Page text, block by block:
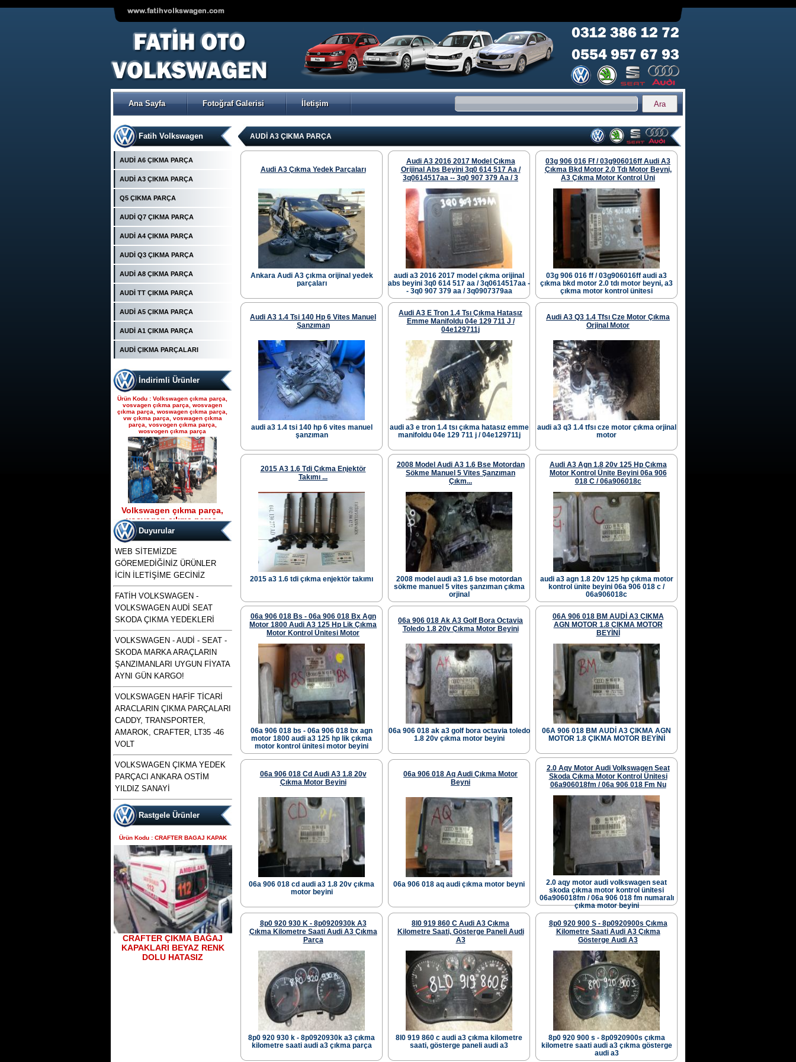
Ana Sayfa Fotoğraf Galerisi İletişim
Fatih Volkswagen
AUDİ A6 ÇIKMA PARÇA
AUDİ A3 ÇIKMA PARÇA
Q5 ÇIKMA PARÇA
AUDİ Q7 ÇIKMA PARÇA
AUDİ A4 ÇIKMA PARÇA
AUDİ Q3 ÇIKMA PARÇA
AUDİ A8 ÇIKMA PARÇA
AUDİ TT ÇIKMA PARÇA
AUDİ A5 ÇIKMA PARÇA
AUDİ A1 ÇIKMA PARÇA
AUDİ ÇIKMA PARÇALARI
İndirimli Ürünler
Ürün Kodu : POVER- POMPA
VOLKSWAGEN POLO ÇIKMA
ORJİNAL TRW-KOYO
ELEKTİRİKLİ DİREKSİYON
POMPASI
Ürün Kodu : Seat çıkma parça, seat
seat çıkma orjinal parça, seat çıkma
parça fiyatı, seat çıkmacısı, seat
yedekleri, ankara seat parça, fatih seat,
Seat çıkma parça, seat
çıkma, seat parça, seat
yedek parça, seat çıkma
orjinal parça, seat çıkma par
Ürün Kodu : Volkswagen çıkma parça,
vosvagen çıkma parça, wosvagen
çıkma parça, woswagen çıkma parça,
vw çıkma parça, voswagen çıkma
parça, vosvogen çıkma parça,
wosvogen çıkma parça
Volkswagen çıkma parça,
vosvagen çıkma parça,
wosvagen çıkma parça,
woswagen çıkma parça, vw
çıkma p
Ürün Kodu : t5 kasa transporter 2500 tdı
130 beygirlik çıkma motor
t5 kasa transporter 2500 tdı
130 beygirlik çıkma motor
2000 2001 2002 modellere uyumlu
çıkma merkezi kilit pompası , polo
merkezi kilit motoru, polo classıc ve
heşbekler icin merkezi kilit kontrol
pompası
polo 1996 1997 1998 1999
2000 2001 2002 modellere
uyumlu çıkma merkezi kilit
pompası , polo merkezi
Ürün Kodu : bora golf4 toledo octavia
leon çıkma direksiyon kutusu
bora golf4 toledo octavia
leon çıkma direksiyon
kutusu
Ürün Kodu : skoda octavia 1.6 benzinli
a4 kasa çıkma şanzımanlar
Duyurular
WEB SİTEMİZDE
GÖREMEDİĞİNİZ ÜRÜNLER
İCİN İLETİŞİME GECİNİZ
FATİH VOLKSWAGEN -
VOLKSWAGEN AUDİ SEAT
SKODA ÇIKMA YEDEKLERİ
VOLKSWAGEN - AUDİ - SEAT -
SKODA MARKA ARAÇLARIN
ŞANZIMANLARI UYGUN FİYATA
AYNI GÜN KARGO!
VOLKSWAGEN HAFİF TİCARİ
ARACLARIN ÇIKMA PARÇALARI
CADDY, TRANSPORTER,
AMAROK, CRAFTER, LT35 -46
VOLT
VOLKSWAGEN ÇIKMA YEDEK
PARÇACI ANKARA OSTİM
YILDIZ SANAYİ
Rastgele Ürünler
Ürün Kodu : CRAFTER BAGAJ KAPAK
CRAFTER ÇIKMA BAĞAJ
KAPAKLARI BEYAZ RENK
DOLU HATASIZ
AUDİ A3 ÇIKMA PARÇA
Audi A3 Çıkma Yedek Parçaları
Ankara Audi A3 çıkma orijinal yedek
parçaları
Audi A3 2016 2017 Model Çıkma
Orijinal Abs Beyini 3q0 614 517 Aa /
3q0614517aa -- 3q0 907 379 Aa / 3
audi a3 2016 2017 model çıkma orijinal
abs beyini 3q0 614 517 aa / 3q0614517aa -
- 3q0 907 379 aa / 3q0907379aa
03g 906 016 Ff / 03g906016ff Audi A3
Çıkma Bkd Motor 2.0 Tdı Motor Beyni,
A3 Çıkma Motor Kontrol Üni
03g 906 016 ff / 03g906016ff audi a3
çıkma bkd motor 2.0 tdı motor beyni, a3
çıkma motor kontrol ünitesi
Audi A3 1.4 Tsi 140 Hp 6 Vites Manuel
Şanzıman
audi a3 1.4 tsi 140 hp 6 vites manuel
şanzıman
Audi A3 E Tron 1.4 Tsı Çıkma Hatasız
Emme Manifoldu 04e 129 711 J /
04e129711j
audi a3 e tron 1.4 tsı çıkma hatasız emme
manifoldu 04e 129 711 j / 04e129711j
Audi A3 Q3 1.4 Tfsı Cze Motor Çıkma
Orjinal Motor
audi a3 q3 1.4 tfsı cze motor çıkma orjinal
motor
2015 A3 1.6 Tdi Çıkma Enjektör
Takımı ...
2015 a3 1.6 tdi çıkma enjektör takımı
2008 Model Audi A3 1.6 Bse Motordan
Sökme Manuel 5 Vites Şanzıman
Çıkm...
2008 model audi a3 1.6 bse motordan
sökme manuel 5 vites şanzıman çıkma
orjinal
Audi A3 Agn 1.8 20v 125 Hp Çıkma
Motor Kontrol Ünite Beyini 06a 906
018 C / 06a906018c
audi a3 agn 1.8 20v 125 hp çıkma motor
kontrol ünite beyini 06a 906 018 c /
06a906018c
06a 906 018 Bs - 06a 906 018 Bx Agn
Motor 1800 Audi A3 125 Hp Lik Çıkma
Motor Kontrol Ünitesi Motor
06a 906 018 bs - 06a 906 018 bx agn
motor 1800 audi a3 125 hp lik çıkma
motor kontrol ünitesi motor beyini
06a 906 018 Ak A3 Golf Bora Octavia
Toledo 1.8 20v Çıkma Motor Beyini
06a 906 018 ak a3 golf bora octavia toledo
1.8 20v çıkma motor beyini
06A 906 018 BM AUDİ A3 ÇIKMA
AGN MOTOR 1.8 ÇIKMA MOTOR
BEYİNİ
06A 906 018 BM AUDİ A3 ÇIKMA AGN
MOTOR 1.8 ÇIKMA MOTOR BEYİNİ
06a 906 018 Cd Audi A3 1.8 20v
Çıkma Motor Beyini
06a 906 018 cd audi a3 1.8 20v çıkma
motor beyini
06a 906 018 Aq Audi Çıkma Motor
Beyni
06a 906 018 aq audi çıkma motor beyni
2.0 Aqy Motor Audi Volkswagen Seat
Skoda Çıkma Motor Kontrol Ünitesi
06a906018fm / 06a 906 018 Fm Nu
2.0 aqy motor audi volkswagen seat
skoda çıkma motor kontrol ünitesi
06a906018fm / 06a 906 018 fm numaralı
çıkma motor beyini
8p0 920 930 K - 8p0920930k A3
Çıkma Kilometre Saati Audi A3 Çıkma
Parça
8p0 920 930 k - 8p0920930k a3 çıkma
kilometre saati audi a3 çıkma parça
8l0 919 860 C Audi A3 Çıkma
Kilometre Saati, Gösterge Paneli Audi
A3
8l0 919 860 c audi a3 çıkma kilometre
saati, gösterge paneli audi a3
8p0 920 900 S - 8p0920900s Çıkma
Kilometre Saati Audi A3 Çıkma
Gösterge Audi A3
8p0 920 900 s - 8p0920900s çıkma
kilometre saati audi a3 çıkma gösterge
audi a3